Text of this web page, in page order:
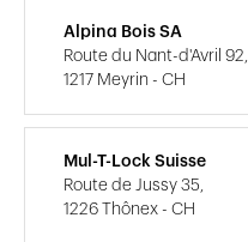
Alpina Bois SA
Route du Nant-d'Avril 92,
1217 Meyrin - CH
Mul-T-Lock Suisse
Route de Jussy 35,
1226 Thônex - CH